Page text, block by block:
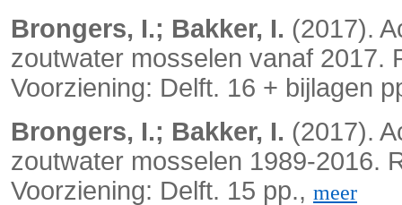
Brongers, I.; Bakker, I. (2017).
zoutwater mosselen vanaf 2017.
Voorziening: Delft. 16 + bijlagen
Brongers, I.; Bakker, I. (2017).
zoutwater mosselen 1989-2016.
Voorziening: Delft. 15 pp., meer